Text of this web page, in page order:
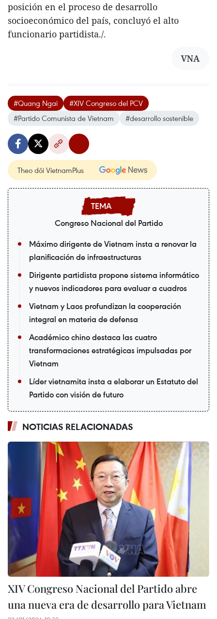
posición en el proceso de desarrollo
socioeconómico del país, concluyó el alto
funcionario partidista./.
VNA
#Quang Ngai
#XIV Congreso del PCV
#Partido Comunista de Vietnam
#desarrollo sostenible
Theo dõi VietnamPlus
Congreso Nacional del Partido
Máximo dirigente de Vietnam insta a renovar la
planificación de infraestructuras
Dirigente partidista propone sistema informático
y nuevos indicadores para evaluar a cuadros
Vietnam y Laos profundizan la cooperación
integral en materia de defensa
Académico chino destaca las cuatro
transformaciones estratégicas impulsadas por
Vietnam
Líder vietnamita insta a elaborar un Estatuto del
Partido con visión de futuro
NOTICIAS RELACIONADAS
XIV Congreso Nacional del Partido abre
una nueva era de desarrollo para Vietnam